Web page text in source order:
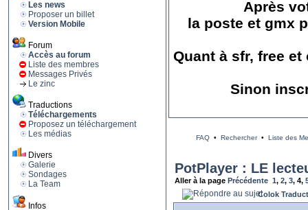
Les news
Proposer un billet
Version Mobile
Forum
Accès au forum
Liste des membres
Messages Privés
Le zinc
Traductions
Téléchargements
Proposez un téléchargement
Les médias
Divers
Galerie
Sondages
La Team
Infos
Après
la poste et gmx
Quant à sfr, free
Sinon
FAQ• Rechercher• Liste des
PotPlayer : LE
Aller à la page Précédente 1, 2, 3, 4,
Colok